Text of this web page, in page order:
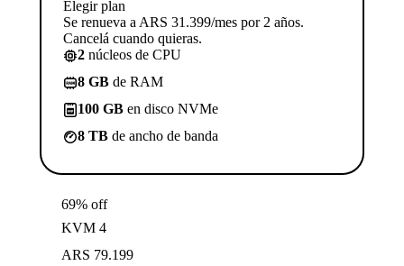
Elegir plan
Se renueva a ARS 31.399/mes por 2 años.
Cancelá cuando quieras.
2 núcleos de CPU
8 GB de RAM
100 GB en disco NVMe
8 TB de ancho de banda
69% off
KVM 4
ARS 79.199